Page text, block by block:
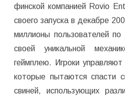
финской компанией Rovio
своего запуска в декабре
миллионы пользователей
своей уникальной
геймплею. Игроки
которые пытаются спасти
свиней, использующих